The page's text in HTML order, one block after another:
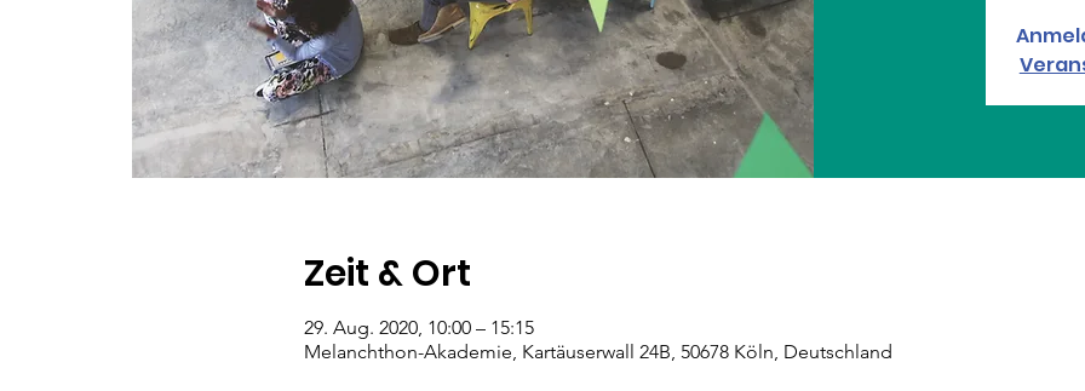
Zeit & Ort
29. Aug. 2020, 10:00 – 15:15
Melanchthon-Akademie, Kartäuserwall 24B, 50678 Köln, Deutschland